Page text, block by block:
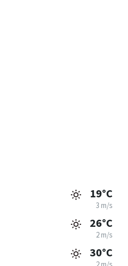
19°C
3 m/s
26°C
2 m/s
30°C